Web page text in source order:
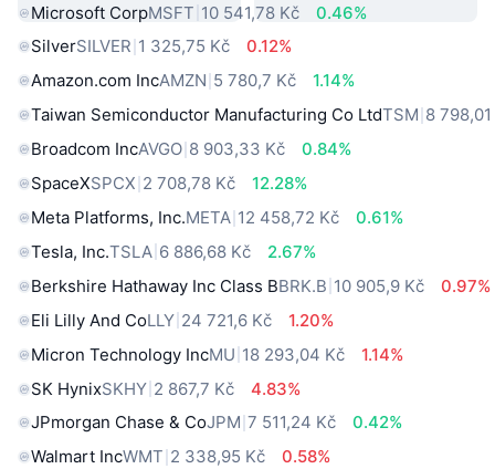
Microsoft CorpMSFT 10 541,78 Kč
0.46%
SilverSILVER 1 325,75 Kč
0.12%
Amazon.com IncAMZN 5 780,7 Kč
1.14%
Taiwan Semiconductor Manufacturing Co LtdTSM 8
Broadcom IncAVGO 8 903,33 Kč
0.84%
SpaceXSPCX 2 708,78 Kč
12.28%
Meta Platforms, Inc.META 12 458,72 Kč
0.61%
Tesla, Inc.TSLA 6 886,68 Kč
2.67%
Berkshire Hathaway Inc Class BBRK.B 10 905,9 Kč
0.97%
Eli Lilly And CoLLY 24 721,6 Kč
1.20%
Micron Technology IncMU 18 293,04 Kč
1.14%
SK HynixSKHY 2 867,7 Kč
4.83%
JPmorgan Chase & CoJPM 7 511,24 Kč
0.42%
Walmart IncWMT 2 338,95 Kč 0.58%